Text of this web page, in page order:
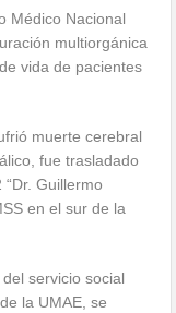
Médico Nacional
multiorgánica
vida de pacientes
muerte cerebral
fue trasladado
Guillermo
en el sur de la
servicio social
la UMAE, se